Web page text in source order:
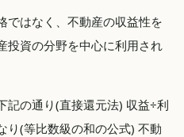
ではなく、不動産の収益性を
投資の分野を中心に利用され
記の通り(直接還元法) 収益÷利
(等比数級の和の公式) 不動